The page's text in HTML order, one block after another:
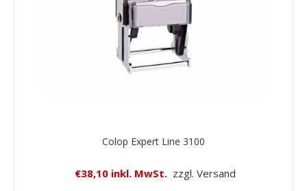
Colop Expert Line 3100
€38,10 inkl. MwSt. zzgl. Versand